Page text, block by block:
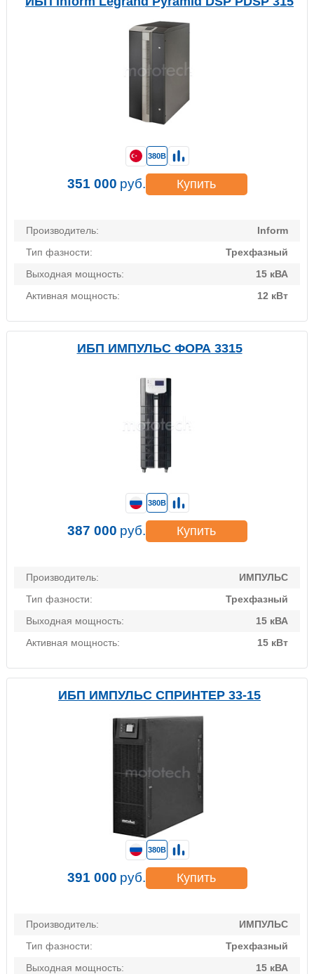
Производитель:
Inform
Тип фазности:
Трехфазный
Выходная мощность:
15 кВА
Активная мощность:
12 кВт
380В
351 000 руб. Купить
ИБП ИМПУЛЬС ФОРА 3315
Производитель:
ИМПУЛЬС
Тип фазности:
Трехфазный
Выходная мощность:
15 кВА
Активная мощность:
15 кВт
380В
387 000 руб. Купить
ИБП ИМПУЛЬС СПРИНТЕР 33-15
Производитель:
ИМПУЛЬС
Тип фазности:
Трехфазный
Выходная мощность:
15 кВА
380В
391 000 руб. Купить